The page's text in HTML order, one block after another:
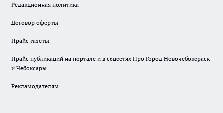
Редакционная политика
Договор оферты
Прайс газеты
Прайс публикаций на портале и в соцсетях Про Город Новочебоксраск
и Чебоксары
Рекламодателям